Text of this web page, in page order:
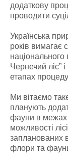
додаткову
проводити
Українська
років вимагає
національного
Чернечий ліс”
етапах
Ми вітаємо
планують
фауни в межах
можливості
запланованих
флори та